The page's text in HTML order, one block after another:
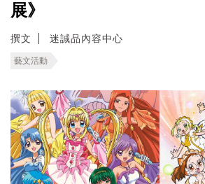
展》
撰文 迷誠品內容中心
藝文活動